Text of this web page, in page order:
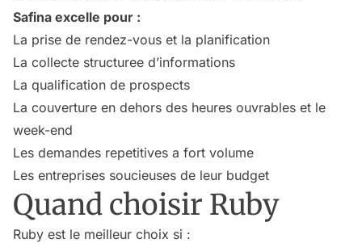
Safina excelle pour :
La prise de rendez-vous et la planification
La collecte structuree d’informations
La qualification de prospects
La couverture en dehors des heures ouvrables et le
week-end
Les demandes repetitives a fort volume
Les entreprises soucieuses de leur budget
Quand choisir Ruby
Ruby est le meilleur choix si :